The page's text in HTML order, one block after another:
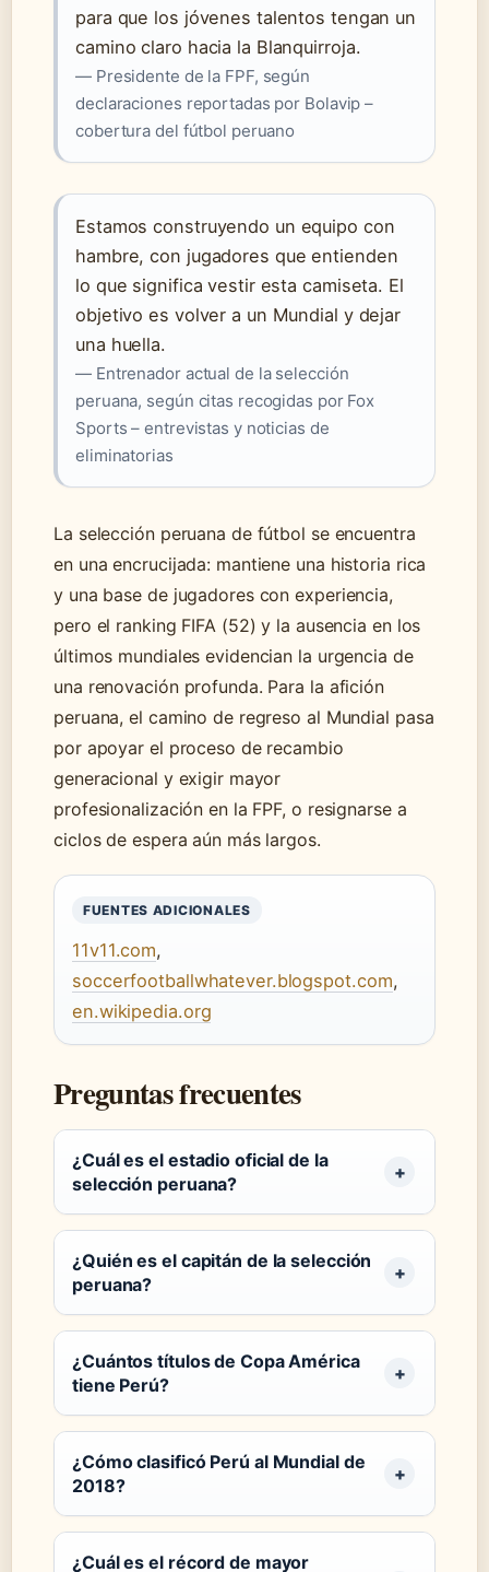
para que los jóvenes talentos tengan un
camino claro hacia la Blanquirroja.
— Presidente de la FPF, según
declaraciones reportadas por Bolavip –
cobertura del fútbol peruano
Estamos construyendo un equipo con
hambre, con jugadores que entienden
lo que significa vestir esta camiseta. El
objetivo es volver a un Mundial y dejar
una huella.
— Entrenador actual de la selección
peruana, según citas recogidas por Fox
Sports – entrevistas y noticias de
eliminatorias
La selección peruana de fútbol se encuentra
en una encrucijada: mantiene una historia rica
y una base de jugadores con experiencia,
pero el ranking FIFA (52) y la ausencia en los
últimos mundiales evidencian la urgencia de
una renovación profunda. Para la afición
peruana, el camino de regreso al Mundial pasa
por apoyar el proceso de recambio
generacional y exigir mayor
profesionalización en la FPF, o resignarse a
ciclos de espera aún más largos.
FUENTES ADICIONALES
11v11.com,
soccerfootballwhatever.blogspot.com,
en.wikipedia.org
Preguntas frecuentes
¿Cuál es el estadio oficial de la
selección peruana?
¿Quién es el capitán de la selección
peruana?
¿Cuántos títulos de Copa América
tiene Perú?
¿Cómo clasificó Perú al Mundial de
2018?
¿Cuál es el récord de mayor